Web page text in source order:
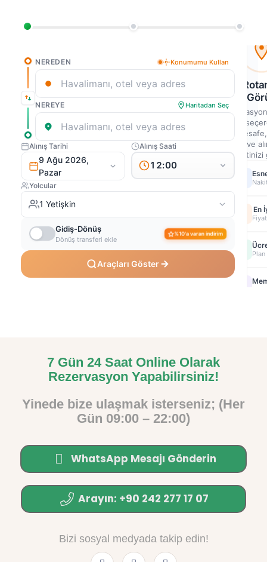
7 Gün 24 Saat Online Olarak
Rezervasyon Yapabilirsiniz!
Yinede bize ulaşmak isterseniz; (Her
Gün 09:00 – 22:00)
WhatsApp Mesajı Gönderin
Arayın: +90 242 277 17 07
Bizi sosyal medyada takip edin!